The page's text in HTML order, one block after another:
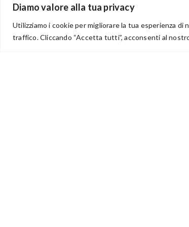
Diamo valore alla tua privacy
Utilizziamo i cookie per migliorare la tua esperienza
traffico. Cliccando “Accetta tutti”, acconsenti al